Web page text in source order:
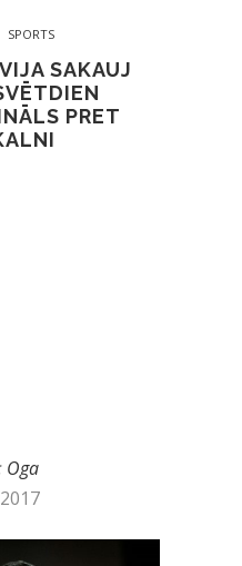
SPORTS
SAKAUJ
PRET
Oga